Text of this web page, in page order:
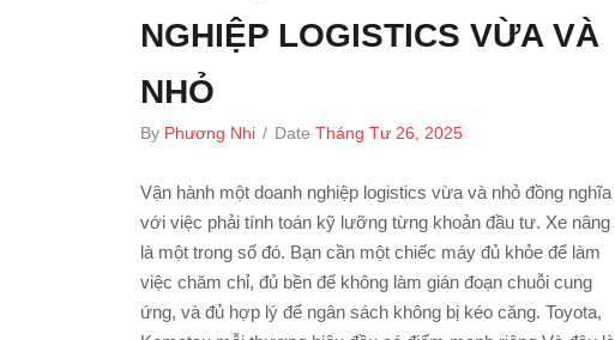
NGHIỆP LOGISTICS VỪA VÀ
NHỎ
By Phương Nhi / Date Tháng Tư 26, 2025
Vận hành một doanh nghiệp logistics vừa và nhỏ đồng nghĩa
với việc phải tính toán kỹ lưỡng từng khoản đầu tư. Xe nâng
là một trong số đó. Bạn cần một chiếc máy đủ khỏe để làm
việc chăm chỉ, đủ bền để không làm gián đoạn chuỗi cung
ứng, và đủ hợp lý để ngân sách không bị kéo căng. Toyota,